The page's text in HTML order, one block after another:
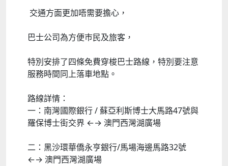
交通方面更加唔需要擔心，
巴士公司為方便巿民及旅客，
特別安排了四條免費穿梭巴士路線，特別要注意
服務時間同上落車地點。
路線詳情：
一：南灣國際銀行 / 蘇亞利斯博士大馬路47號與
羅保博士街交界 ←→ 澳門西灣湖廣場
二：黑沙環華僑永亨銀行/馬場海邊馬路32號
←→ 澳門西灣湖廣場